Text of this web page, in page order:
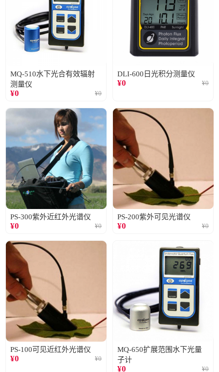
MQ-510水下光合有效辐射
测量仪
¥0 ¥0
DLI-600日光积分测量仪
¥0 ¥0
PS-300紫外近红外光谱仪
¥0 ¥0
PS-200紫外可见光谱仪
¥0 ¥0
PS-100可见近红外光谱仪
¥0 ¥0
MQ-650扩展范围水下光量
子计
¥0 ¥0